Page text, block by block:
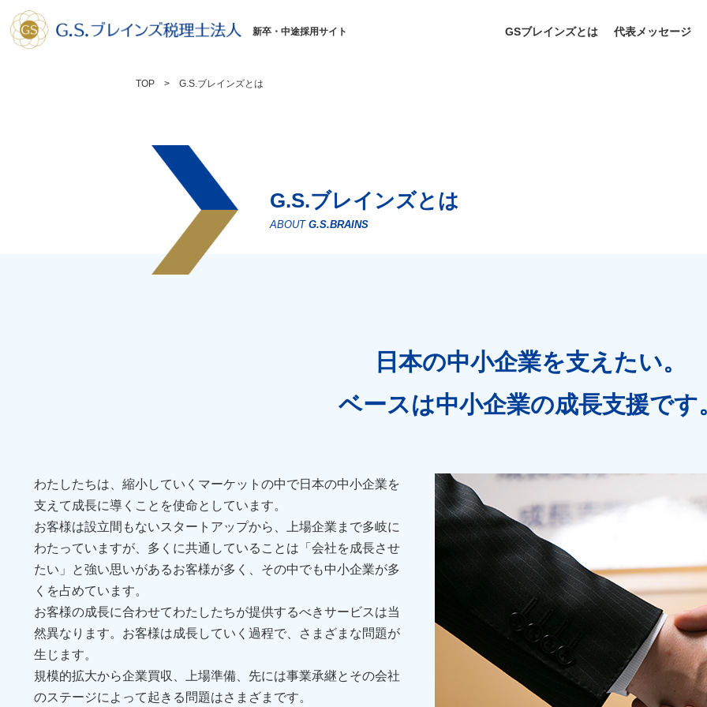
新卒・中途採用サイト GSブレインズとは 代表メッセージ
TOP G.S.ブレインズとは
G.S.ブレインズとは
ABOUTG.S.BRAINS
日本の中小企業を支えたい。
ベースは中小企業の成長支援です
わたしたちは、縮小していくマーケットの中で日本の中小企業を
支えて成長に導くことを使命としています。
お客様は設立間もないスタートアップから、上場企業まで多岐に
わたっていますが、多くに共通していることは「会社を成長させ
たい」と強い思いがあるお客様が多く、その中でも中小企業が多
くを占めています。
お客様の成長に合わせてわたしたちが提供するべきサービスは当
然異なります。お客様は成長していく過程で、さまざまな問題が
生じます。
規模的拡大から企業買収、上場準備、先には事業承継とその会社
のステージによって起きる問題はさまざまです。